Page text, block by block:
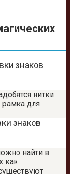
знаков
нитки
рамка для
знаков
найти в
как